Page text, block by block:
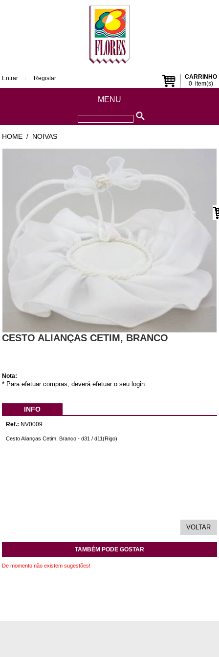
CARRINHO
0item(s)
Entrar Registar
MENU
HOME / NOIVAS
CESTO ALIANÇAS CETIM, BRANCO
Nota:
* Para efetuar compras, deverá efetuar o seu login.
INFO
Ref.: NV0009
Cesto Alianças Cetim, Branco - d31 / d11(Rigo)
TAMBÉM PODE GOSTAR
De momento não existem sugestões!